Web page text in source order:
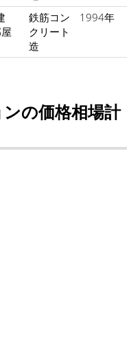
鉄筋コン
クリート
造
1994年
の価格相場計